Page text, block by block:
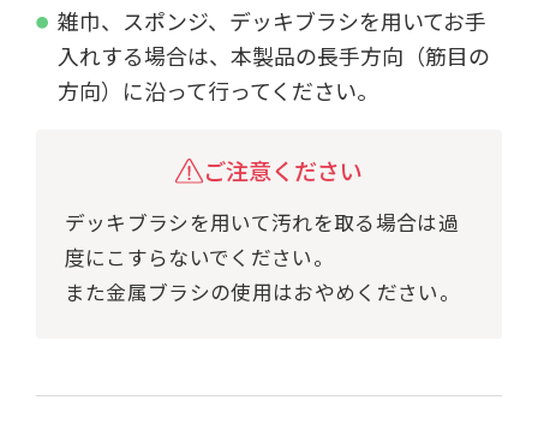
雑巾、スポンジ、デッキブラシを用いてお手
入れする場合は、本製品の長手方向（筋目の
方向）に沿って行ってください。
ご注意ください
デッキブラシを用いて汚れを取る場合は過
度にこすらないでください。
また金属ブラシの使用はおやめください。